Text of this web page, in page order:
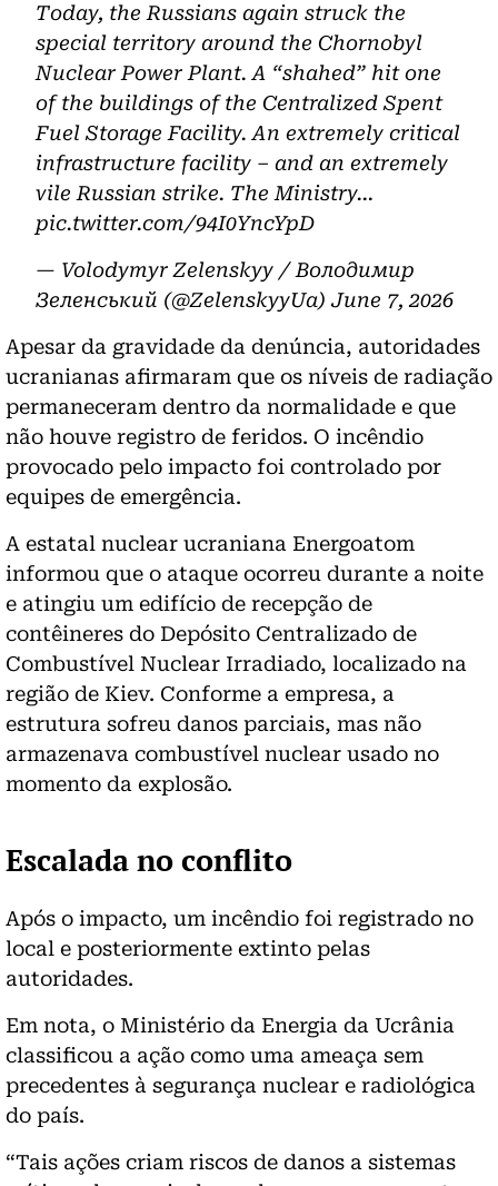
Today, the Russians again struck the
special territory around the Chornobyl
Nuclear Power Plant. A “shahed” hit one
of the buildings of the Centralized Spent
Fuel Storage Facility. An extremely critical
infrastructure facility – and an extremely
vile Russian strike. The Ministry…
pic.twitter.com/94I0YncYpD
— Volodymyr Zelenskyy / Володимир
Зеленський (@ZelenskyyUa)June 7, 2026
Apesar da gravidade da denúncia, autoridades
ucranianas afirmaram que os níveis de radiação
permaneceram dentro da normalidade e que
não houve registro de feridos. O incêndio
provocado pelo impacto foi controlado por
equipes de emergência.
A estatal nuclear ucraniana Energoatom
informou que o ataque ocorreu durante a noite
e atingiu um edifício de recepção de
contêineres do Depósito Centralizado de
Combustível Nuclear Irradiado, localizado na
região de Kiev. Conforme a empresa, a
estrutura sofreu danos parciais, mas não
armazenava combustível nuclear usado no
momento da explosão.
Escalada no conflito
Após o impacto, um incêndio foi registrado no
local e posteriormente extinto pelas
autoridades.
Em nota, o Ministério da Energia da Ucrânia
classificou a ação como uma ameaça sem
precedentes à segurança nuclear e radiológica
do país.
“Tais ações criam riscos de danos a sistemas